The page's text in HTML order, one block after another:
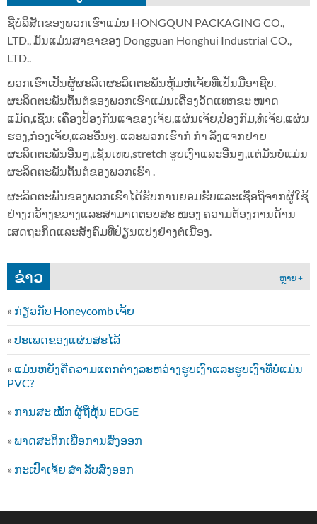
ຊື່ບໍລິສັດຂອງພວກເຮົາແມ່ນ HONGQUN PACKAGING CO.,
LTD., ມັນແມ່ນສາຂາຂອງ Dongguan Honghui Industrial CO.,
LTD..
ພວກເຮົາເປັນຜູ້ຜະລິດຜະລິດຕະພັນຫຸ້ມຫໍ່ເຈ້ຍທີ່ເປັນມືອາຊີບ.
ຜະລິດຕະພັນຕົ້ນຕໍຂອງພວກເຮົາແມ່ນເຄື່ອງວັດແທກຂະ ໜາດ
ແມັດ,ເຊັ່ນ: ເຄື່ອງປ້ອງກັນແຈຂອງເຈ້ຍ,ແຜ່ນເຈ້ຍ,ປ່ອງກົມ,ທໍ່ເຈ້ຍ,ແຜ່ນ
ຮອງ,ກ່ອງເຈ້ຍ,ແລະອື່ນໆ. ແລະພວກເຮົາກໍ່ ກຳ ລັງແຈກຢາຍ
ຜະລິດຕະພັນອື່ນໆ,ເຊັ່ນເທບ,stretch ຮູບເງົາແລະອື່ນໆ,ແຕ່ມັນບໍ່ແມ່ນ
ຜະລິດຕະພັນຕົ້ນຕໍຂອງພວກເຮົາ .
ຜະລິດຕະພັນຂອງພວກເຮົາໄດ້ຮັບການຍອມຮັບແລະເຊື່ອຖືຈາກຜູ້ໃຊ້
ຢ່າງກວ້າງຂວາງແລະສາມາດຕອບສະ ໜອງ ຄວາມຕ້ອງການດ້ານ
ເສດຖະກິດແລະສັງຄົມທີ່ປ່ຽນແປງຢ່າງຕໍ່ເນື່ອງ.
ຂ່າວ ຫຼາຍ +
» ກ່ຽວກັບ Honeycomb ເຈ້ຍ
» ປະເພດຂອງແຜ່ນສະໄລ້
» ແມ່ນຫຍັງຄືຄວາມແຕກຕ່າງລະຫວ່າງຮູບເງົາແລະຮູບເງົາທີ່ບໍ່ແມ່ນ
PVC?
» ການສະ ໝັກ ຜູ້ຖືຫຸ້ນ EDGE
» ພາດສະຕິກເພື່ອການສົ່ງອອກ
» ກະເປົາເຈ້ຍ ສຳ ລັບສົ່ງອອກ